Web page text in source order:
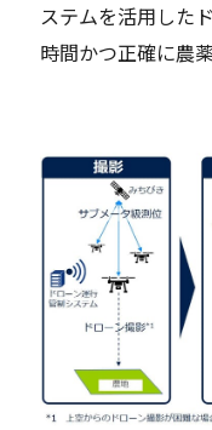
ステムを活用した
時間かつ正確に農